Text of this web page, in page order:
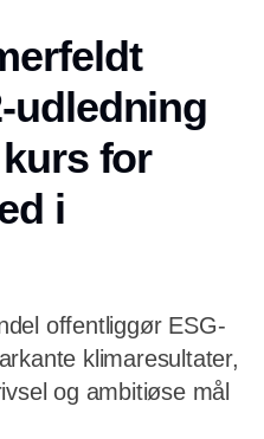
udledning
for
i
offentliggør ESG-
klimaresultater,
og ambitiøse mål